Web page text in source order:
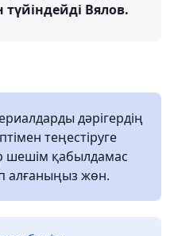
Вялов.
дәрігердің
теңестіруге
шешім қабылдамас
алғаныңыз жөн.